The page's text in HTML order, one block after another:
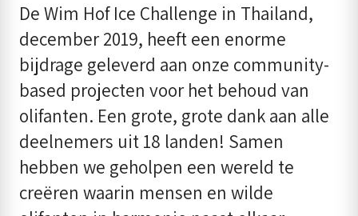
De Wim Hof ​​Ice Challenge in Thailand,
december 2019, heeft een enorme
bijdrage geleverd aan onze community-
based projecten voor het behoud van
olifanten. Een grote, grote dank aan alle
deelnemers uit 18 landen! Samen
hebben we geholpen een wereld te
creëren waarin mensen en wilde